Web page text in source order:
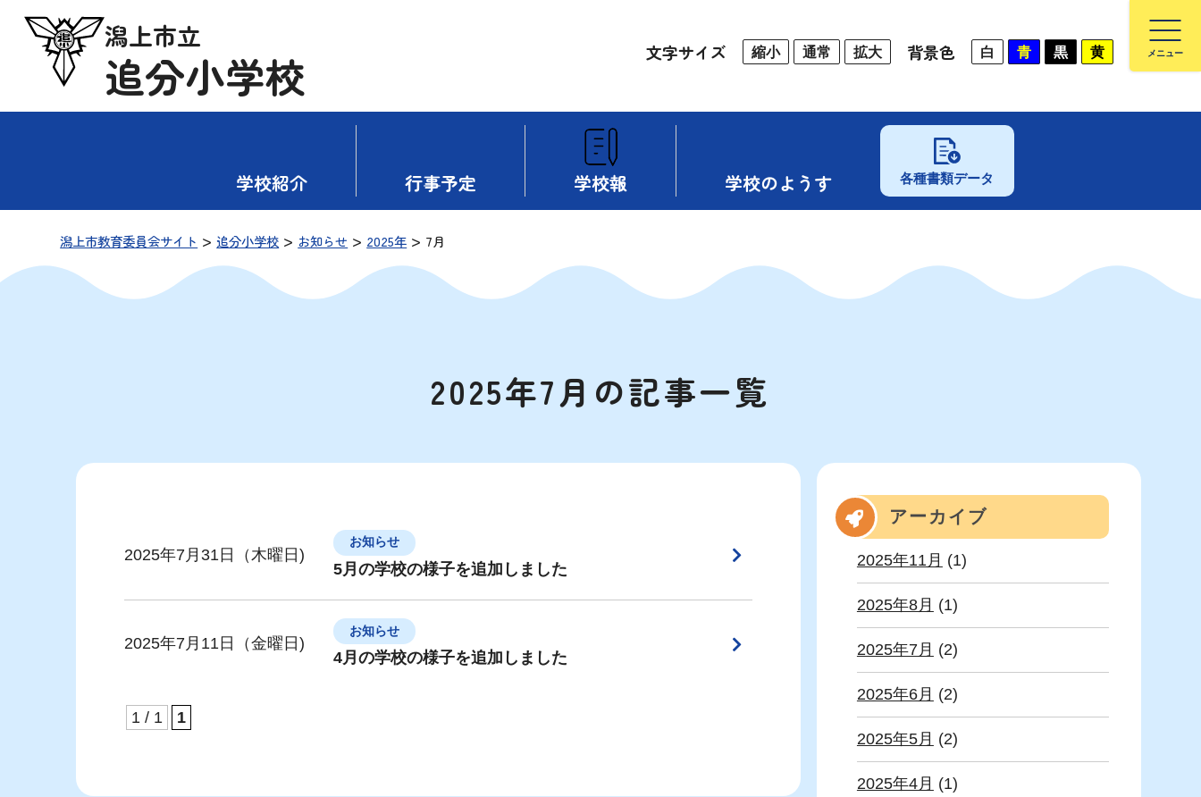
潟上市立
追分小学校 文字サイズ 縮小 通常 拡大 背景色 白 青 黒 黄
学校紹介 行事予定 学校報 学校のようす 各種書類データ
潟上市教育委員会サイト >追分小学校 > お知らせ > 2025年 > 7月
2025年7月の記事一覧
2025年7月31日（木曜日)
お知らせ
5月の学校の様子を追加しました
2025年7月11日（金曜日)
お知らせ
4月の学校の様子を追加しました
1 / 1 1
アーカイブ
2025年11月 (1)
2025年8月 (1)
2025年7月 (2)
2025年6月 (2)
2025年5月 (2)
2025年4月 (1)